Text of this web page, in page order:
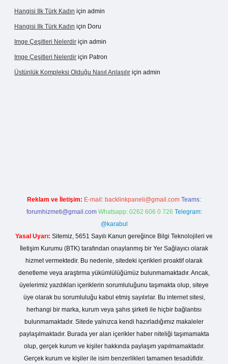
Hangisi Ilk Türk Kadın için admin
Hangisi Ilk Türk Kadın için Doru
Imge Çeşitleri Nelerdir için admin
Imge Çeşitleri Nelerdir için Patron
Üstünlük Kompleksi Olduğu Nasıl Anlaşılır için admin
Reklam ve İletişim: E-mail: backlinkpaneli@gmail.com Teams:
forumhizmeti@gmail.com Whatsapp: 0262 606 0 726 Telegram:
@karabul
Yasal Uyarı: Sitemiz, 5651 Sayılı Kanun gereğince Bilgi Teknolojileri ve
İletişim Kurumu (BTK) tarafından onaylanmış bir Yer Sağlayıcı olarak
hizmet vermektedir. Bu nedenle, sitedeki içerikleri proaktif olarak
denetleme veya araştırma yükümlülüğümüz bulunmamaktadır. Ancak,
üyelerimiz yazdıkları içeriklerin sorumluluğunu taşımakta olup, siteye
üye olarak bu sorumluluğu kabul etmiş sayılırlar. Bu internet sitesi,
herhangi bir marka, kurum veya şahıs şirketi ile hiçbir bağlantısı
bulunmamaktadır. Sitede yalnızca kendi hazırladığımız makaleler
paylaşılmaktadır. Burada yer alan içerikler haber niteliği taşımamakta
olup, gerçek kurum ve kişiler hakkında paylaşım yapılmamaktadır.
Gerçek kurum ve kişiler ile isim benzerlikleri tamamen tesadüfidir.